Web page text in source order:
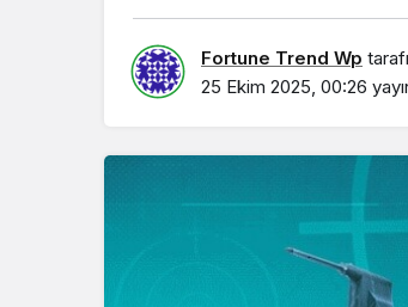
Fortune Trend Wp
25 Ekim 2025, 00:26